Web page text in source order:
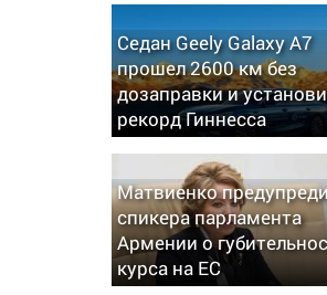
Седан Geely Galaxy A7
прошел 2600 км без
дозаправки и
рекорд Гиннесса
Матвиенко
спикера парламента
Армении о
курса на ЕС